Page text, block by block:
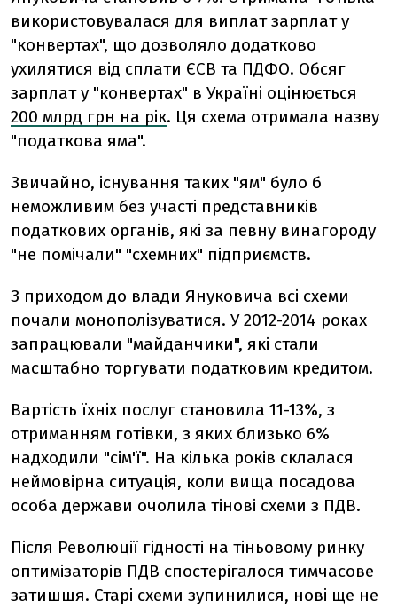
використовувалася для виплат зарплат у
"конвертах", що дозволяло додатково
ухилятися від сплати ЄСВ та ПДФО. Обсяг
зарплат у "конвертах" в Україні оцінюється
200 млрд грн на рік. Ця схема отримала назву
"податкова яма".
Звичайно, існування таких "ям" було б
неможливим без участі представників
податкових органів, які за певну винагороду
"не помічали" "схемних" підприємств.
З приходом до влади Януковича всі схеми
почали монополізуватися. У 2012-2014 роках
запрацювали "майданчики", які стали
масштабно торгувати податковим кредитом.
Вартість їхніх послуг становила 11-13%, з
отриманням готівки, з яких близько 6%
надходили "сім'ї". На кілька років склалася
неймовірна ситуація, коли вища посадова
особа держави очолила тінові схеми з ПДВ.
Після Революції гідності на тіньовому ринку
оптимізаторів ПДВ спостерігалося тимчасове
затишшя. Старі схеми зупинилися, нові ще не